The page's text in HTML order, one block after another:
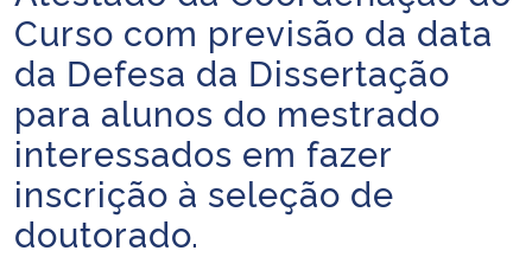
Ministério da Agricultura, Pecuária e Abastecimento
Ministério da Educação
Ministério da Cidadania
Ministério da Saúde
Curso com previsão da data
da Defesa da Dissertação
para alunos do mestrado
interessados em fazer
inscrição à seleção de
doutorado.